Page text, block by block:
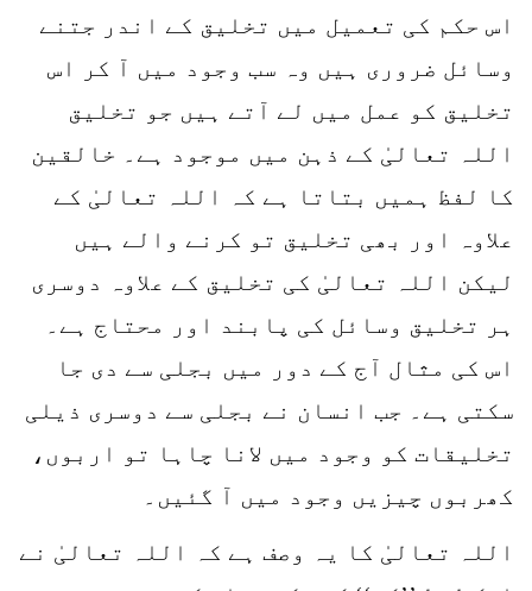
اس حکم کی تعمیل میں تخلیق کے اندر جتنے
وسائل ضروری ہیں وہ سب وجود میں آ کر اس
تخلیق کو عمل میں لے آتے ہیں جو تخلیق
اللہ تعالیٰ کے ذہن میں موجود ہے۔ خالقین
کا لفظ ہمیں بتاتا ہے کہ اللہ تعالیٰ کے
علاوہ اور بھی تخلیق تو کرنے والے ہیں
لیکن اللہ تعالیٰ کی تخلیق کے علاوہ دوسری
ہر تخلیق وسائل کی پابند اور محتاج ہے۔
اس کی مثال آج کے دور میں بجلی سے دی جا
سکتی ہے۔ جب انسان نے بجلی سے دوسری ذیلی
تخلیقات کو وجود میں لانا چاہا تو اربوں،
کھربوں چیزیں وجود میں آ گئیں۔
اللہ تعالیٰ کا یہ وصف ہے کہ اللہ تعالیٰ نے